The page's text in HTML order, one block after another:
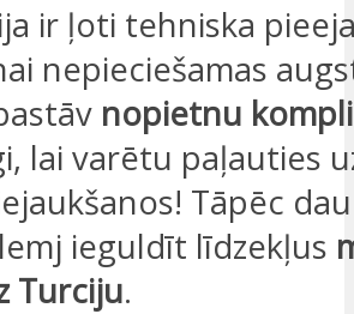
ir ļoti tehniska
nepieciešamas
nopietnu
lai varētu paļauties
Tāpēc
ieguldīt līdzekļus
Turciju.